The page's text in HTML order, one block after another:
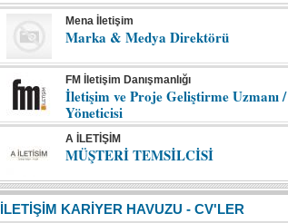
Mena İletişim
Marka & Medya Direktörü
FM İletişim Danışmanlığı
İletişim ve Proje Geliştirme Uzmanı /
Yöneticisi
A İLETİŞİM
MÜŞTERİ TEMSİLCİSİ
İLETİŞİM KARİYER HAVUZU - CV'LER